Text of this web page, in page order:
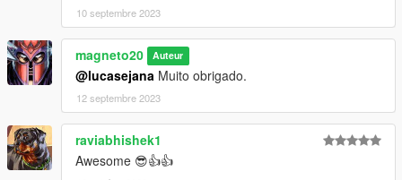
-Fixed male skeletons.
NOTE: Don't re-upload these peds or use models without
my permission.
Greetings.
10 septembre 2023
magneto20 Auteur
@lucasejana Muito obrigado.
12 septembre 2023
raviabhishek1
Awesome 😎👍👍